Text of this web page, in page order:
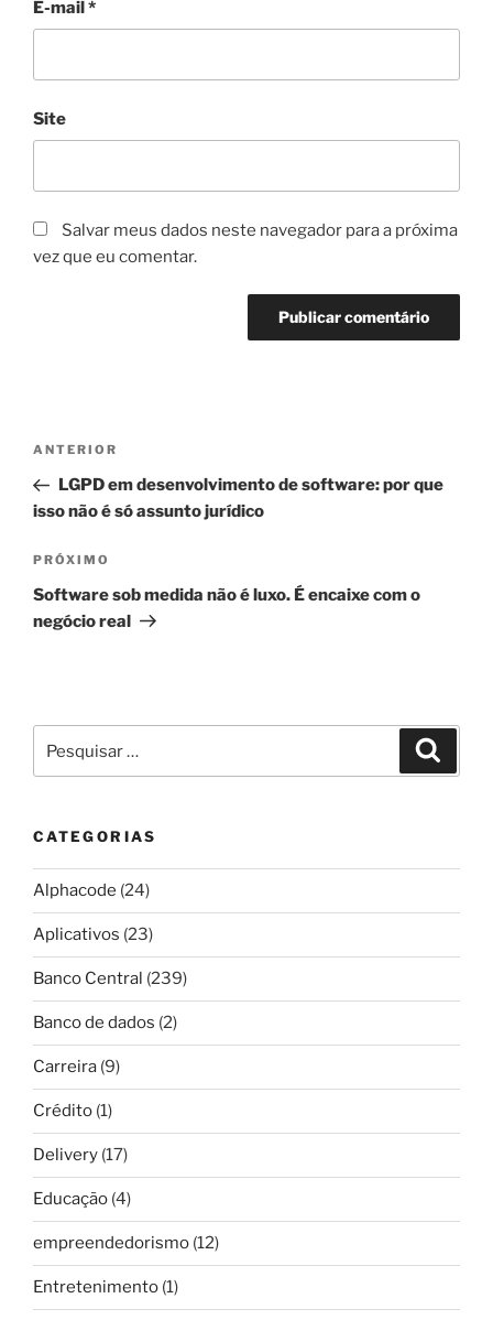
E-mail*
Site
Salvar meus dados neste navegador para a próxima
vez que eu comentar.
Navegação
Post
Post
anterior
ANTERIOR
LGPD em desenvolvimento de software: por que
isso não é só assunto jurídico
Próximo
post
PRÓXIMO
Software sob medida não é luxo. É encaixe com o
negócio real
por:
CATEGORIAS
Alphacode (24)
Aplicativos (23)
Banco Central (239)
Banco de dados (2)
Carreira (9)
Crédito (1)
Delivery (17)
Educação (4)
empreendedorismo (12)
Entretenimento (1)